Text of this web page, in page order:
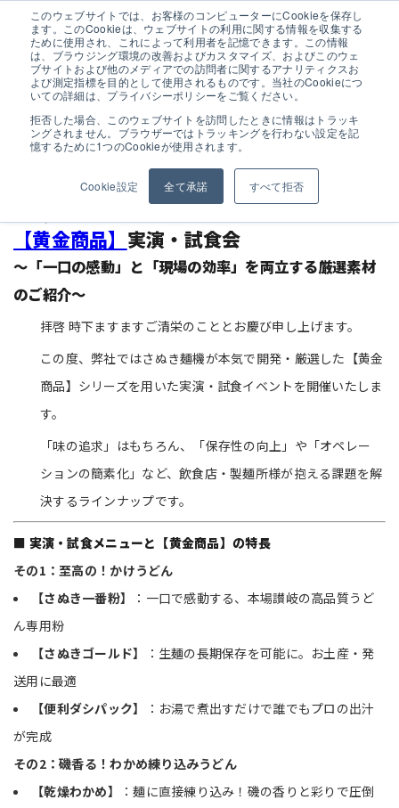
このウェブサイトでは、お客様のコンピューターにCookieを保存し
ます。このCookieは、ウェブサイトの利用に関する情報を収集する
ために使用され、これによって利用者を記憶できます。この情報
は、ブラウジング環境の改善およびカスタマイズ、およびこのウェ
ブサイトおよび他のメディアでの訪問者に関するアナリティクスお
よび測定指標を目的として使用されるものです。当社のCookieにつ
いての詳細は、プライバシーポリシーをご覧ください。
拒否した場合、このウェブサイトを訪問したときに情報はトラッキ
ングされません。ブラウザーではトラッキングを行わない設定を記
憶するために1つのCookieが使用されます。
Cookie設定 全て承諾 すべて拒否
試食会申し込み
【6/22開催】ユーザー様限定 さぬき麺機
【黄金商品】 実演・試食会
〜「一口の感動」と「現場の効率」を両立する厳選素材
のご紹介〜
拝啓 時下ますますご清栄のこととお慶び申し上げます。
この度、弊社ではさぬき麺機が本気で開発・厳選した【黄金
商品】シリーズを用いた実演・試食イベントを開催いたしま
す。
「味の追求」はもちろん、「保存性の向上」や「オペレー
ションの簡素化」など、飲食店・製麺所様が抱える課題を解
決するラインナップです。
■ 実演・試食メニューと【黄金商品】の特長
その1：至高の！かけうどん
【さぬき一番粉】
：一口で感動する、本場讃岐の高品質うど
ん専用粉
【さぬきゴールド】
：生麺の長期保存を可能に。お土産・発
送用に最適
【便利ダシパック】
：お湯で煮出すだけで誰でもプロの出汁
が完成
その2：磯香る！わかめ練り込みうどん
【乾燥わかめ】
：麺に直接練り込み！磯の香りと彩りで圧倒